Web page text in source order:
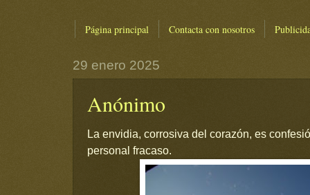
Página principal Contacta con nosotros
29 enero 2025
Anónimo
La envidia, corrosiva del corazón, es
personal fracaso.